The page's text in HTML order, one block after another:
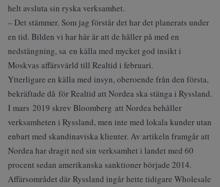
helt avsluta sin ryska verksamhet.
– Det stämmer. Som jag förstår det har det planerats under
en tid. Bilden vi har här är att de håller på med en
nedstängning, sa en källa med mycket god insikt i
Moskvas affärsvärld till Realtid i februari.
Ytterligare en källa med insyn, oberoende från den första,
bekräftade då för Realtid att Nordea ska stänga i Ryssland.
I mars 2019 skrev Bloomberg att Nordea behåller
verksamheten i Ryssland, men inte med lokala kunder utan
enbart med skandinaviska klienter. Av artikeln framgår att
Nordea har dragit ned sin verksamhet i landet med 60
procent sedan amerikanska sanktioner började 2014.
Affärsområdet där Ryssland ingår hette tidigare Wholesale